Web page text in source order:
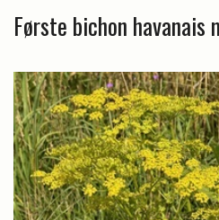
Første bichon